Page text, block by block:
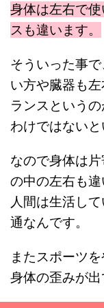
身体は左右で
スも違います。
そういった事
い方や臓器も
ランスという
わけではないと
なので身体は
の中の左右も違
人間は生活し
通なんです。
またスポーツ
身体の歪みが出